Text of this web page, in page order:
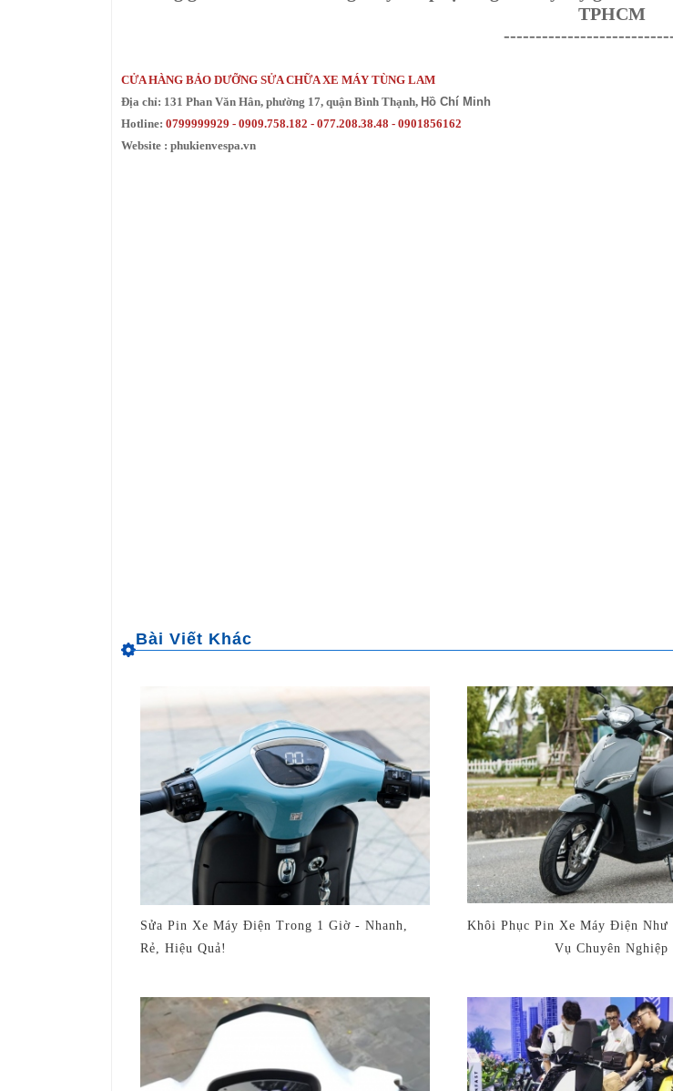
TPHCM
CỬA HÀNG BẢO DƯỠNG SỬA CHỮA XE MÁY TÙNG LAM
Địa chỉ: 131 Phan Văn Hân, phường 17, quận Bình Thạnh, Hồ Chí Minh
Hotline: 0799999929 - 0909.758.182 - 077.208.38.48 - 0901856162
Website : phukienvespa.vn
Sửa Pin Xe Máy Điện Trong 1 Giờ - Nhanh,
Rẻ, Hiệu Quả!
Khôi Phục Pin Xe Máy Điện
Vụ Chuyên Nghiệp